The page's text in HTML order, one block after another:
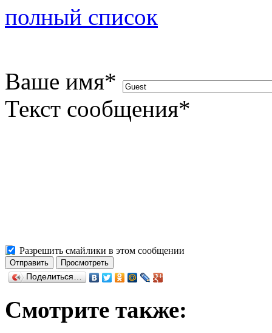
полный список
Ваше имя*
Текст сообщения*
Разрешить смайлики в этом сообщении
Поделиться…
Смотрите также: